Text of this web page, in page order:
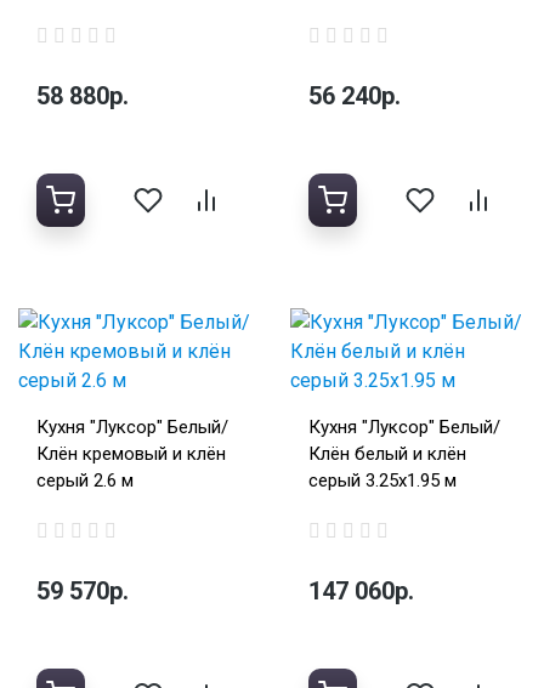
58 880р. 56 240р.
Кухня "Луксор" Белый/
Клён кремовый и клён
серый 2.6 м
59 570р.
Кухня "Луксор" Белый/
Клён белый и клён
серый 3.25х1.95 м
147 060р.